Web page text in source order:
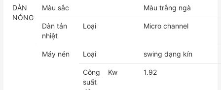
DÀN
NÓNG
Màu sắc Màu trắng ngà
Dàn tản
nhiệt
Loại Micro channel
Máy nén Loại swing dạng kín
Công
suất
Kw 1.92